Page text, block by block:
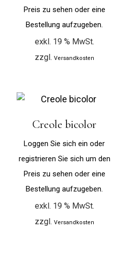
Preis zu sehen oder eine
Bestellung aufzugeben.
exkl. 19 % MwSt.
zzgl. Versandkosten
Creole bicolor
Loggen Sie sich ein oder
registrieren Sie sich um den
Preis zu sehen oder eine
Bestellung aufzugeben.
exkl. 19 % MwSt.
zzgl. Versandkosten